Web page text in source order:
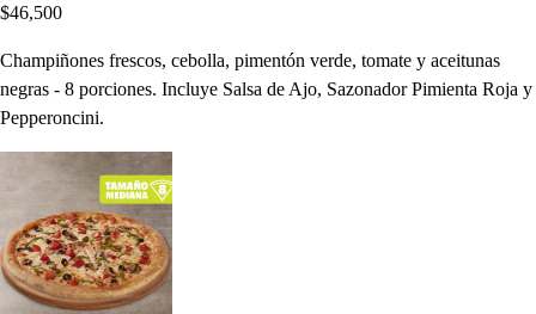
$46,500
Champiñones frescos, cebolla, pimentón verde, tomate y aceitunas
negras - 8 porciones. Incluye Salsa de Ajo, Sazonador Pimienta Roja y
Pepperoncini.